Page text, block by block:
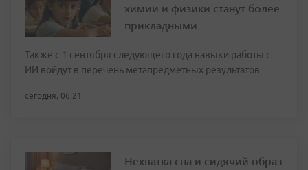
химии и физики станут более
прикладными
Также с 1 сентября следующего года навыки работы с
ИИ войдут в перечень метапредметных результатов
сегодня, 06:21
Нехватка сна и сидячий образ